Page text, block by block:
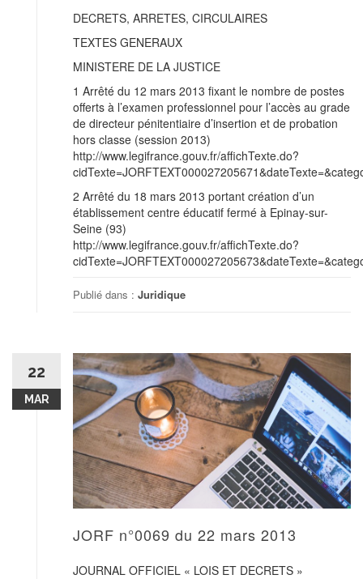
DECRETS, ARRETES, CIRCULAIRES
TEXTES GENERAUX
MINISTERE DE LA JUSTICE
1 Arrêté du 12 mars 2013 fixant le nombre de postes
offerts à l’examen professionnel pour l’accès au grade
de directeur pénitentiaire d’insertion et de probation
hors classe (session 2013)
http://www.legifrance.gouv.fr/affichTexte.do?
2 Arrêté du 18 mars 2013 portant création d’un
établissement centre éducatif fermé à Epinay-sur-
Seine (93)
http://www.legifrance.gouv.fr/affichTexte.do?
Publié dans : Juridique
22
MAR
JORF n°0069 du 22 mars 2013
JOURNAL OFFICIEL « LOIS ET DECRETS »